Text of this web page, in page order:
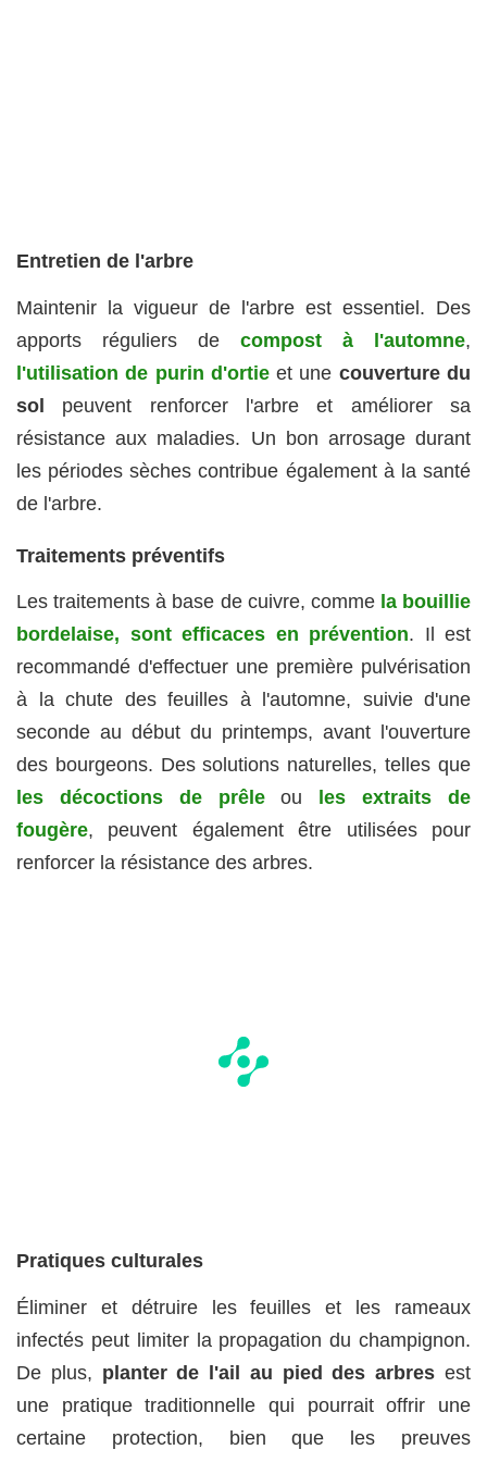
Entretien de l'arbre
Maintenir la vigueur de l'arbre est essentiel. Des
apports réguliers de compost à l'automne,
l'utilisation de purin d'ortieet une couverture du
sol peuvent renforcer l'arbre et améliorer sa
résistance aux maladies. Un bon arrosage durant
les périodes sèches contribue également à la santé
de l'arbre.
Traitements préventifs
Les traitements à base de cuivre, comme la bouillie
bordelaise, sont efficaces en prévention. Il est
recommandé d'effectuer une première pulvérisation
à la chute des feuilles à l'automne, suivie d'une
seconde au début du printemps, avant l'ouverture
des bourgeons. Des solutions naturelles, telles que
les décoctions de prêleou
les extraits de
fougère, peuvent également être utilisées pour
renforcer la résistance des arbres.
Pratiques culturales
Éliminer et détruire les feuilles et les rameaux
infectés peut limiter la propagation du champignon.
De plus, planter de l'ail au pied des arbres est
une pratique traditionnelle qui pourrait offrir une
certaine protection, bien que les preuves